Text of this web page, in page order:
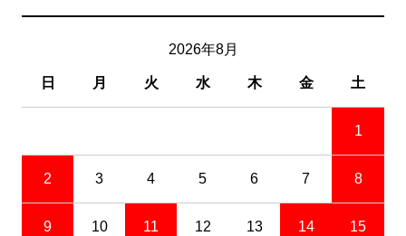
2026年8月
日 月 火 水 木 金 土
1
2 3 4 5 6 7 8
9 10 11 12 13 14 15